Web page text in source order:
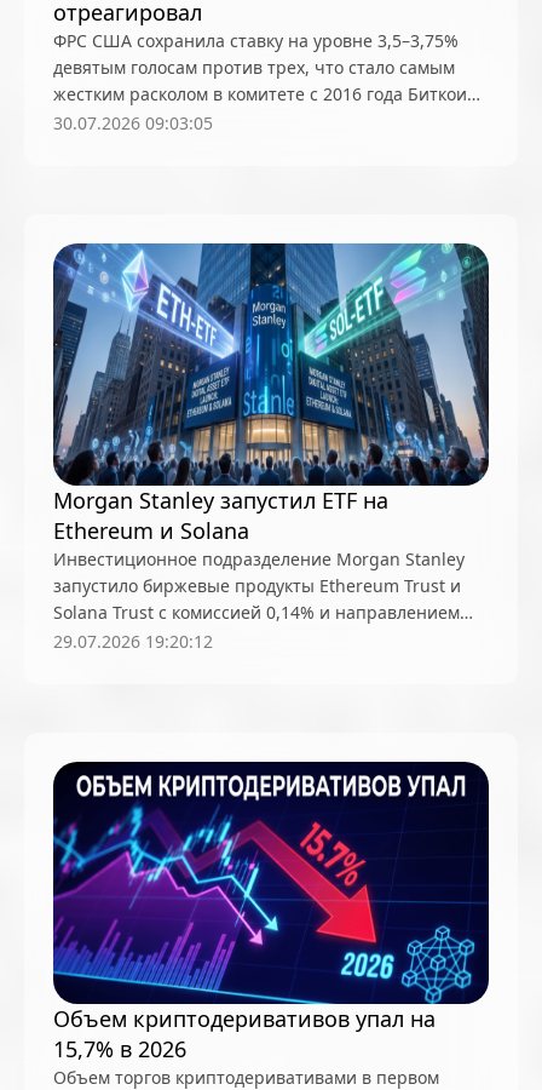
отреагировал
ФРС США сохранила ставку на уровне 3,5–3,75%
девятым голосам против трех, что стало самым
жестким расколом в комитете с 2016 года Биткоин
остался около $64 000, а фондовый рынок показал
30.07.2026 09:03:05
Morgan Stanley запустил ETF на
Ethereum и Solana
Инвестиционное подразделение Morgan Stanley
запустило биржевые продукты Ethereum Trust и
Solana Trust с комиссией 0,14% и направлением
части активов в стейкинг
29.07.2026 19:20:12
Объем криптодеривативов упал на
15,7% в 2026
Объем торгов криптодеривативами в первом